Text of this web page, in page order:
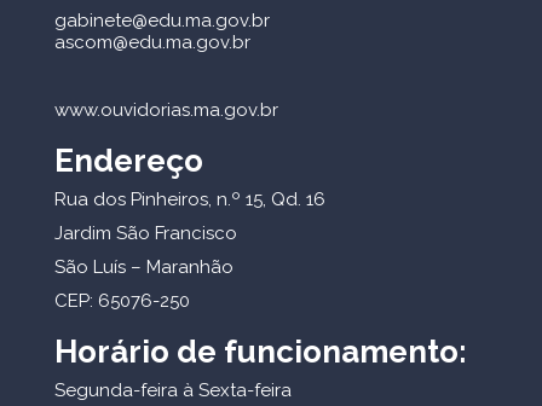
gabinete@edu.ma.gov.br
ascom@edu.ma.gov.br
www.ouvidorias.ma.gov.br
Endereço
Rua dos Pinheiros, n.º 15, Qd. 16
Jardim São Francisco
São Luís – Maranhão
CEP: 65076-250
Horário de funcionamento:
Segunda-feira à Sexta-feira